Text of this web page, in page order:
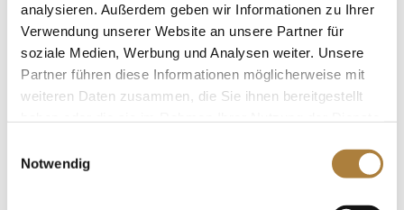
analysieren. Außerdem geben wir Informationen zu Ihrer
Verwendung unserer Website an unsere Partner für
soziale Medien, Werbung und Analysen weiter. Unsere
Partner führen diese Informationen möglicherweise mit
weiteren Daten zusammen, die Sie ihnen bereitgestellt
Notwendig
Info-Stewards erstmals auch in Mannheim im
Einsatz
von Insa Strothmann 11. Mai 2023 Allgemein
Info-Stewards
Zuschauer konnten beim Maimarktturnier in
Mannheim Fragen am Vorbereitungsplatz stellen
Pferdesport und sein Reglement noch besser zu